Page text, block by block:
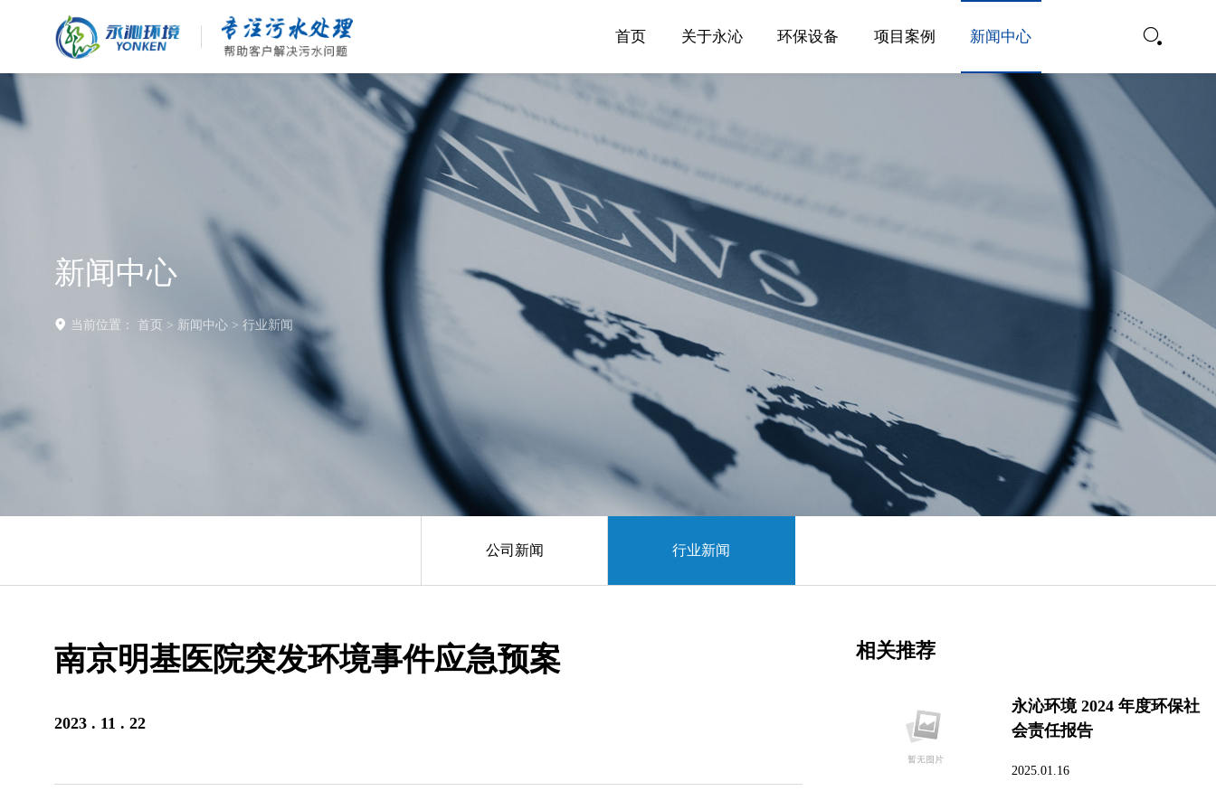
首页 关于永沁 环保设备 项目案例 新闻中心
新闻中心
当前位置： 首页 > 新闻中心> 行业新闻
公司新闻 行业新闻
南京明基医院突发环境事件应急预案
2023 . 11 . 22
相关推荐
永沁环境 2024 年度环保社
会责任报告
2025.01.16